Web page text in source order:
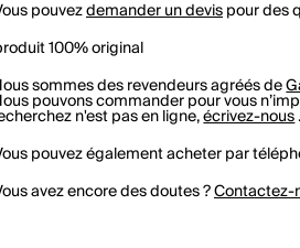
pouvezdemander un devispour des
100% original
sommes des revendeurs agréés de
pouvons commander pour vous
n'est pas en ligne,écrivez-nous.
pouvez également acheter par
avez encore des doutes ?Contactez-